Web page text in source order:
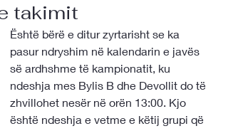
takimit
Është bërë e ditur zyrtarisht se ka
pasur ndryshim në kalendarin e javës
së ardhshme të kampionatit, ku
ndeshja mes Bylis B dhe Devollit do të
zhvillohet nesër në orën 13:00. Kjo
është ndeshja e vetme e këtij grupi që